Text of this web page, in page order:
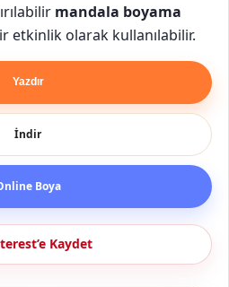
mandala boyama
etkinlik olarak kullanılabilir.
Yazdır
İndir
Boya
Kaydet